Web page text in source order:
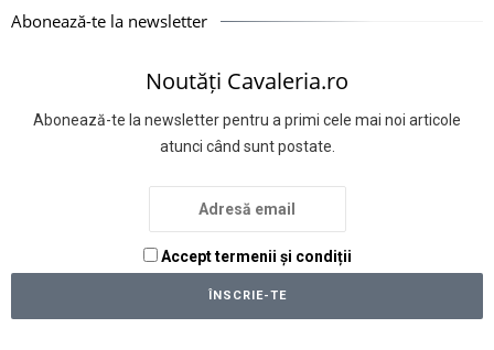
Abonează-te la newsletter
Noutăți Cavaleria.ro
Abonează-te la newsletter pentru a primi cele mai noi articole
atunci când sunt postate.
Accept termenii și condiții